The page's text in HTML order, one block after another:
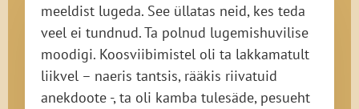
meeldist lugeda. See üllatas neid, kes teda
veel ei tundnud. Ta polnud lugemishuvilise
moodigi. Koosviibimistel oli ta lakkamatult
liikvel – naeris tantsis, rääkis riivatuid
anekdoote -, ta oli kamba tulesäde, pesueht